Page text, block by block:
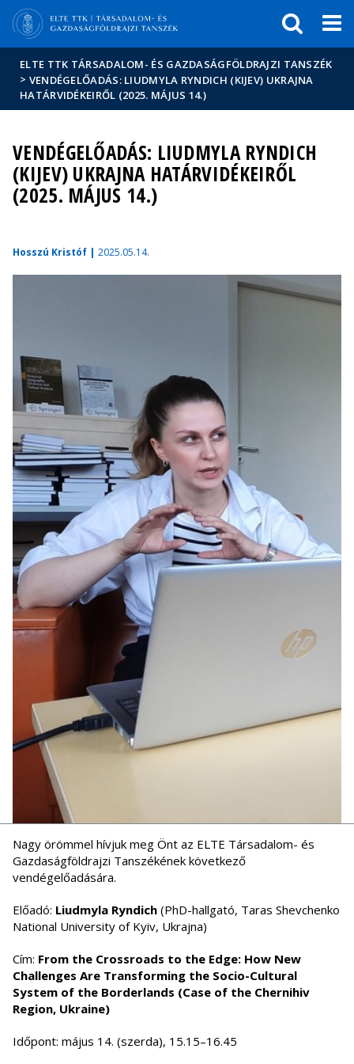
Hírek
Események
ELTE a
sajtóban
ELTE TTK TÁRSADALOM- ÉS GAZDASÁGFÖLDRAJZI TANSZÉK
> VENDÉGELŐADÁS: LIUDMYLA RYNDICH (KIJEV) UKRAJNA
HATÁRVIDÉKEIRŐL (2025. MÁJUS 14.)
VENDÉGELŐADÁS: LIUDMYLA RYNDICH
(KIJEV) UKRAJNA HATÁRVIDÉKEIRŐL
(2025. MÁJUS 14.)
Hosszú Kristóf | 2025.05.14.
Nagy örömmel hívjuk meg Önt az ELTE Társadalom- és
Gazdaságföldrajzi Tanszékének következő
vendégelőadására.
Előadó: Liudmyla Ryndich (PhD-hallgató, Taras Shevchenko
National University of Kyiv, Ukrajna)
Cím: From the Crossroads to the Edge: How New
Challenges Are Transforming the Socio-Cultural
System of the Borderlands (Case of the Chernihiv
Region, Ukraine)
Időpont: május 14. (szerda), 15.15–16.45